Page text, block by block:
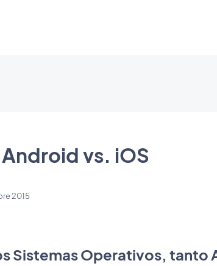
vs. iOS
2015
Sistemas Operativos, tanto